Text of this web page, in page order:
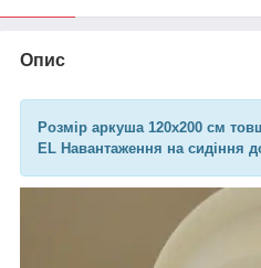
Опис
Розмір аркуша 120х200 см
EL Навантаження на сидіння